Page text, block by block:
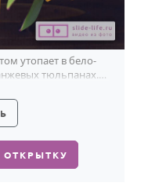
утопает в бело-
тюльпанах.